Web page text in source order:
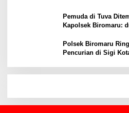
Pemuda di Tuva
Kapolsek Biromaru:
Polsek Biromaru
Pencurian di Sigi